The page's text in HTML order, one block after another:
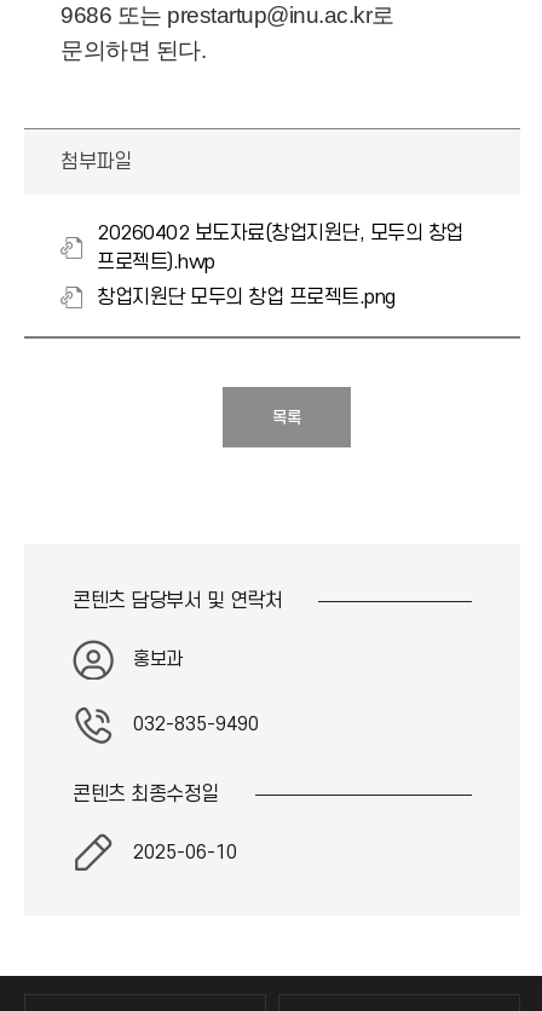
9686 또는 prestartup@inu.ac.kr로
문의하면 된다.
첨부파일
20260402 보도자료(창업지원단, 모두의 창업
프로젝트).hwp
창업지원단 모두의 창업 프로젝트.png
목록
콘텐츠 담당부서 및 연락처
홍보과
032-835-9490
콘텐츠 최종수정일
2025-06-10